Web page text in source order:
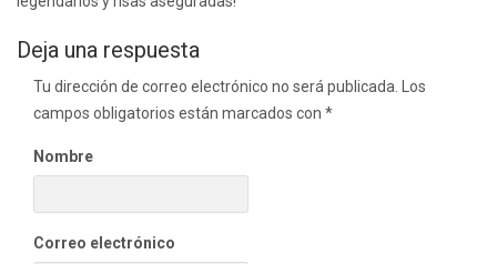
Deja una respuesta
Tu dirección de correo electrónico no será publicada.
Los
campos obligatorios están marcados con *
Nombre
Correo electrónico